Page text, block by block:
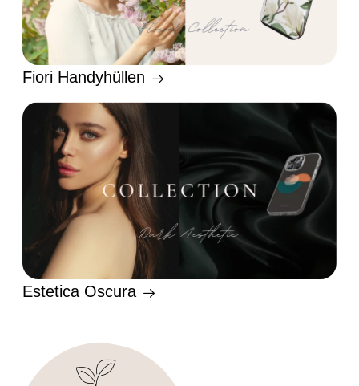
Fiori Handyhüllen
Estetica Oscura